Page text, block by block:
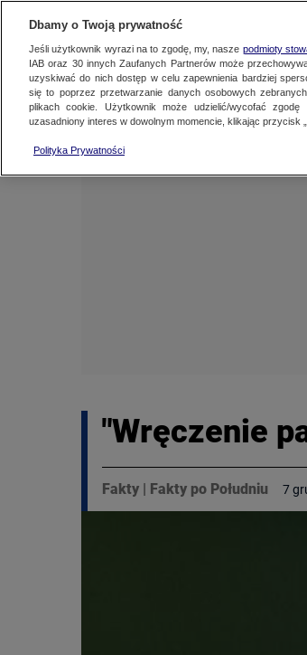
"Wręczenie
Fakty | Fakty po Południu 7
Dbamy o Twoją prywatność
Jeśli użytkownik wyrazi na to zgodę, my, nasze podmioty
IAB oraz 30innych Zaufanych Partnerów może
uzyskiwać do nich dostęp w celu zapewnienia bardziej
się to poprzez przetwarzanie danych osobowych
plikach cookie. Użytkownik może udzielić/wycofać
uzasadniony interes w dowolnym momencie, klikając przycisk
Polityka Prywatności